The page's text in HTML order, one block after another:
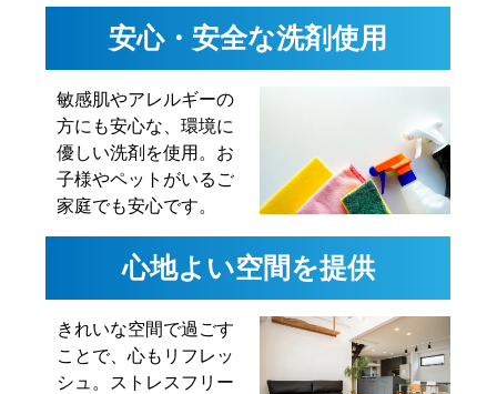
安心・安全な洗剤使用
敏感肌やアレルギーの
方にも安心な、環境に
優しい洗剤を使用。お
子様やペットがいるご
家庭でも安心です。
心地よい空間を提供
きれいな空間で過ごす
ことで、心もリフレッ
シュ。ストレスフリー